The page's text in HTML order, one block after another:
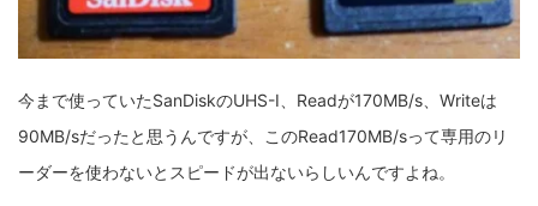
今まで使っていたSanDiskのUHS-I、Readが170MB/s、Writeは
90MB/sだったと思うんですが、このRead170MB/sって専用のリ
ーダーを使わないとスピードが出ないらしいんですよね。